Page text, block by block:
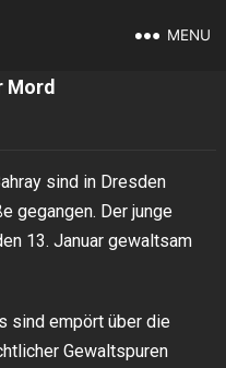
MENU
Mord
sind in Dresden
gegangen. Der junge
13. Januar gewaltsam
sind empört über die
Gewaltspuren